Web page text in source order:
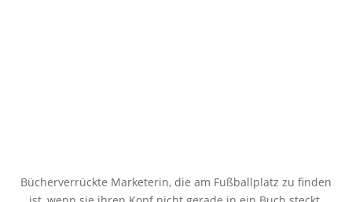
Bücherverrückte Marketerin, die am Fußballplatz zu finden